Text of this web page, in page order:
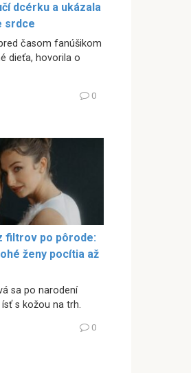
dcérku a ukázala
srdce
časom fanúšikom
dieťa, hovorila o
0
filtrov po pôrode:
ženy pocítia až
sa po narodení
s kožou na trh.
0